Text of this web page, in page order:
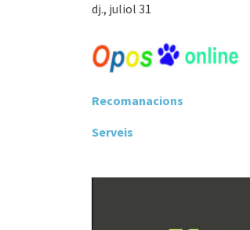
dj., juliol 31
Recomanacions
Serveis